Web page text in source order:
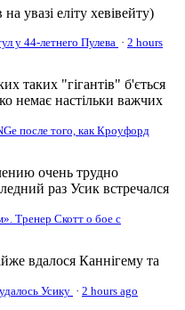
на увазі еліту хевівейту)
у 44-летнего Пулева · 2 hours
таких "гігантів" б'ється
немає настільки важчих
после того, как Кроуфорд
очень трудно
раз Усик встречался
Тренер Скотт о бое с
вдалося Каннігему та
Усику · 2 hours ago